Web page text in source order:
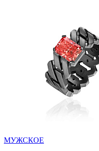
МУЖСКОЕ